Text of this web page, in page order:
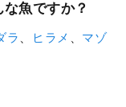
魚ですか？
ラ ヒラメ
マゾ